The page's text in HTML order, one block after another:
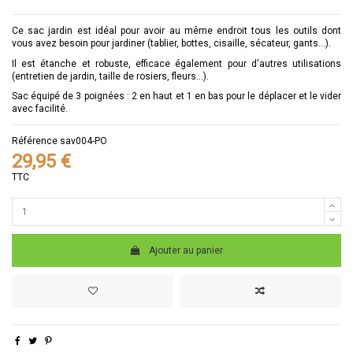
Ce sac jardin est idéal pour avoir au même endroit tous les outils dont
vous avez besoin pour jardiner (tablier, bottes, cisaille, sécateur, gants...).
Il est étanche et robuste, efficace également pour d'autres utilisations
(entretien de jardin, taille de rosiers, fleurs...).
Sac équipé de 3 poignées : 2 en haut et 1 en bas pour le déplacer et le vider
avec facilité.
Référence sav004-PO
29,95 €
TTC
Ajouter au panier